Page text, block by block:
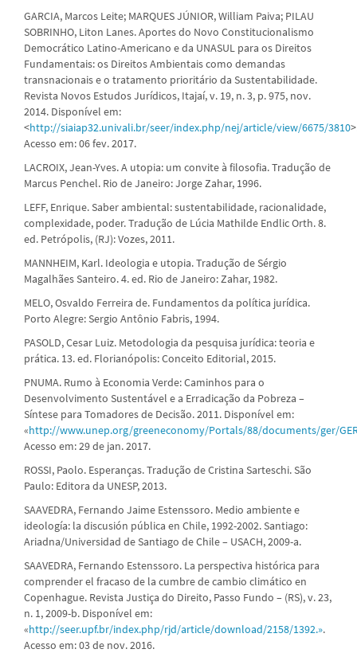
GARCIA, Marcos Leite; MARQUES JÚNIOR, William Paiva; PILAU
SOBRINHO, Liton Lanes. Aportes do Novo Constitucionalismo
Democrático Latino-Americano e da UNASUL para os Direitos
Fundamentais: os Direitos Ambientais como demandas
transnacionais e o tratamento prioritário da Sustentabilidade.
Revista Novos Estudos Jurídicos, Itajaí, v. 19, n. 3, p. 975, nov.
2014. Disponível em:
<http://siaiap32.univali.br/seer/index.php/nej/article/view/6675/3810
Acesso em: 06 fev. 2017.
LACROIX, Jean-Yves. A utopia: um convite à filosofia. Tradução de
Marcus Penchel. Rio de Janeiro: Jorge Zahar, 1996.
LEFF, Enrique. Saber ambiental: sustentabilidade, racionalidade,
complexidade, poder. Tradução de Lúcia Mathilde Endlic Orth. 8.
ed. Petrópolis, (RJ): Vozes, 2011.
MANNHEIM, Karl. Ideologia e utopia. Tradução de Sérgio
Magalhães Santeiro. 4. ed. Rio de Janeiro: Zahar, 1982.
MELO, Osvaldo Ferreira de. Fundamentos da política jurídica.
Porto Alegre: Sergio Antônio Fabris, 1994.
PASOLD, Cesar Luiz. Metodologia da pesquisa jurídica: teoria e
prática. 13. ed. Florianópolis: Conceito Editorial, 2015.
PNUMA. Rumo à Economia Verde: Caminhos para o
Desenvolvimento Sustentável e a Erradicação da Pobreza –
Síntese para Tomadores de Decisão. 2011. Disponível em:
«http://www.unep.org/greeneconomy/Portals/88/documents/ger/
Acesso em: 29 de jan. 2017.
ROSSI, Paolo. Esperanças. Tradução de Cristina Sarteschi. São
Paulo: Editora da UNESP, 2013.
SAAVEDRA, Fernando Jaime Estenssoro. Medio ambiente e
ideología: la discusión pública en Chile, 1992-2002. Santiago:
Ariadna/Universidad de Santiago de Chile – USACH, 2009-a.
SAAVEDRA, Fernando Estenssoro. La perspectiva histórica para
comprender el fracaso de la cumbre de cambio climático en
Copenhague. Revista Justiça do Direito, Passo Fundo – (RS), v. 23,
n. 1, 2009-b. Disponível em:
«http://seer.upf.br/index.php/rjd/article/download/2158/1392.».
Acesso em: 03 de nov. 2016.